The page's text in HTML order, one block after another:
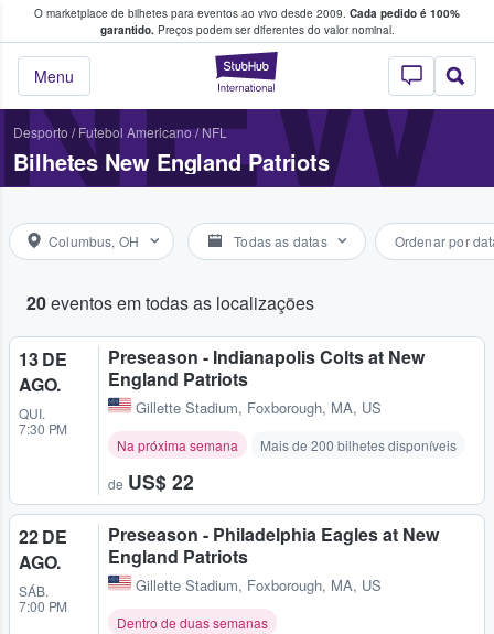
O marketplace de bilhetes para eventos ao vivo desde 2009. Cada pedido é 100%
garantido.Preços podem ser diferentes do valor nominal.
StubHub – onde
Menu
fãs compram e vendem bilhetes
Desporto /Futebol Americano/NFL
Bilhetes New England Patriots
Columbus, OH Todas as datas Ordenar por
20eventos em todas as localizações
13 DE
AGO.
QUI.
7:30 PM
Preseason - Indianapolis Colts at New
England Patriots
Gillette Stadium, Foxborough, MA, US
Na próxima semana Mais de 200 bilhetes disponíveis
de US$ 22
22 DE
AGO.
SÁB.
7:00 PM
Preseason - Philadelphia Eagles at New
England Patriots
Gillette Stadium, Foxborough, MA, US
Dentro de duas semanas